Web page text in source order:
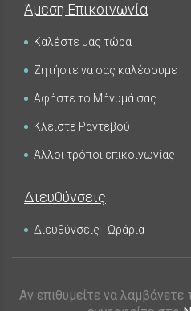
Άμεση Επικοινωνία
Καλέστε μας τώρα
Ζητήστε να σας καλέσουμε
Αφήστε το Μήνυμά σας
Κλείστε Ραντεβού
Άλλοι τρόποι επικοινωνίας
Διευθύνσεις
Διευθύνσεις - Ωράρια
Αν επιθυμείτε να λαμβάνετε